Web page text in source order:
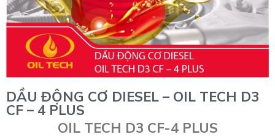
DẦU ĐỘNG CƠ DIESEL – OIL TECH D3
CF – 4 PLUS
OIL TECH D3 CF-4 PLUS